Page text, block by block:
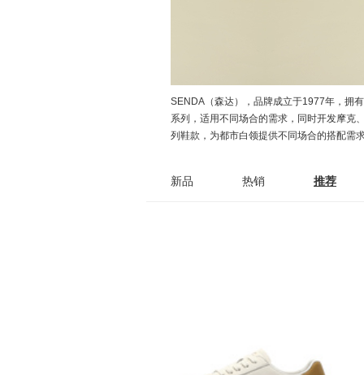
SENDA（森达），品牌成立于1977年，拥
系列，适用不同场合的需求，同时开发摩克
列鞋款，为都市白领提供不同场合的搭配需
新品 热销 推荐